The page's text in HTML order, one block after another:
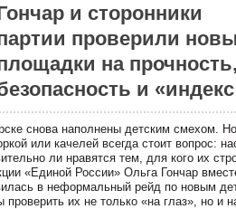
и сторонники
проверили
на
и
снова наполнены детским смехом.
или качелей всегда стоит вопрос:
ли нравятся тем, для кого их
«Единой России» Ольга Гончар
в неформальный рейд по новым
проверить их не только «на глаз», но и